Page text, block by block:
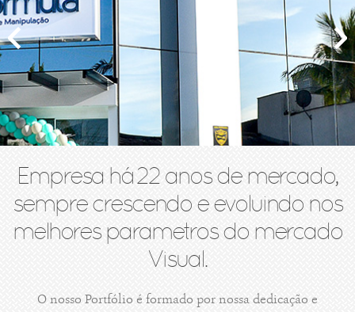
Empresa há 22 anos de mercado,
sempre crescendo e evoluindo nos
melhores parametros do mercado
Visual.
O nosso Portfólio é formado por nossa dedicação e